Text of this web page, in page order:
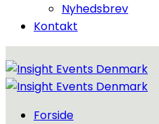
Nyhedsbrev
Kontakt
Forside